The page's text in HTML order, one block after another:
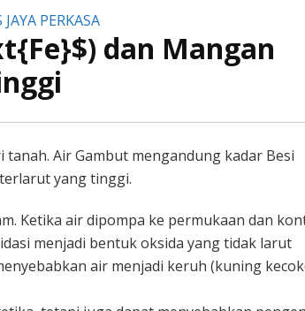
PERKASA
dan Mangan
Air Gambut mengandung kadar Besi
yang tinggi.
Ketika air dipompa ke permukaan dan
menjadi bentuk oksida yang tidak larut
air menjadi keruh (kuning